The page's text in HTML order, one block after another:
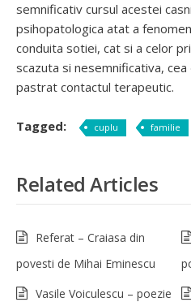
semnificativ cursul acestei
psihopatologica atat a
conduita sotiei, cat si a celor
scazuta si nesemnificativa,
pastrat contactul terapeutic.
Tagged: cuplu familie
Related Articles
Referat – Craiasa din
povesti de Mihai Eminescu
Vasile Voiculescu – poezie